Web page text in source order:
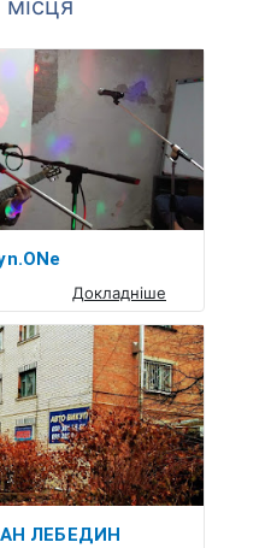
Докладніше
ЛЕБЕДИН